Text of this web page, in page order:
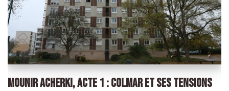
MOUNIR ACHERKI, ACTE 1 : COLMAR ET SES TENSIONS